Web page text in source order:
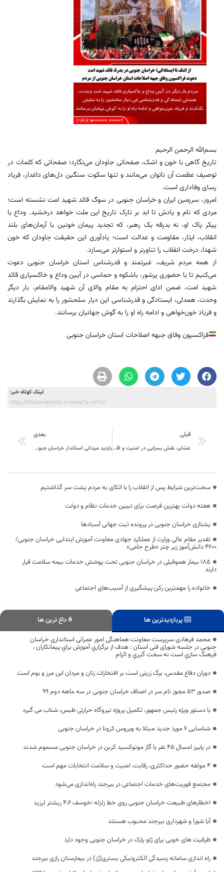
بسم‌الله الرحمن الرحیم
تاریخ گاهی با خون و اشک، صفحاتی جاودان می‌نگارد؛ صفحاتی که کلمات در
توصیف عظمت آن ناتوان می‌مانند و تنها سکوت سنگین دل‌های داغدار، فریاد
رسای وفاداری است.
امروز، سرزمین ایران و خراسان جنوبی در سوگ قائد شهید امت نشسته است؛
مردی که نام و یادش تا ابد بر تارک تاریخ این ملت خواهد درخشید. وداع با
پیکر پاک او، نه بدرقه یک رهبر، که تجدید پیمان خونین با آرمان‌های بلند
انقلاب، ایثار، مقاومت و عدالت است؛ یادآوری این حقیقت جاودان که خون
شهدا، درخت انقلاب را تناورتر و استوارتر می‌سازد.
از همه مردم شریف، غیرتمند و قدرشناس استان خراسان جنوبی دعوت
می‌کنیم تا با حضوری پرشور، باشکوه و حماسی در آیین وداع و خاکسپاری قائد
شهید امت، ضمن ادای احترام به مقام والای آن شهید والامقام، بار دیگر
وحدت، همدلی، ایستادگی و قدرشناسی این دیار سلحشور را به نمایش بگذارند
و فریاد خون‌خواهی و ادامه راه او را به گوش جهانیان برسانند.
فراکسیون وفاق جبهه اصلاحات استان خراسان جنوبی
لینک کوتاه خبر:
https://khabarvahonar.ir/news/?p=112975
قبلی
عشایر، نقش بسزایی در امنیت و اقتصاد کشور دارند
بعدی
بازدید میدانی استاندار خراسان جنوبی از مسیرهای خدمت‌رسانی به زائران امام شهید
سخت‌ترین شرایط پس از انقلاب را با اتکای به مردم پشت سر گذاشتیم
هفته دولت بهترین فرصت برای تبیین خدمات نظام و دولت
یشتازی خراسان جنوبی در پرونده ثبت جهانی آسبادها
تقدیر مقام عالی وزارت از عملکرد جهادی معاونت آموزش ابتدایی خراسان جنوبی/
۴۶۰۰ دانش‌آموز زیر چتر «طرح حامی»
۱۸۵ بیمار هموفیلی در خراسان جنوبی تحت پوشش خدمات بیمه سلامت قرار
دارند
خانواده را مهمترین رکن پیشگیری از آسیب‌های اجتماعی
پربازدیدترین ها
داغ ترین ها
محمد فرهادی سرپرست معاونت هماهنگی امور عمرانی استانداری خراسان
جنوبی در جلسه شورای فنی استان : هدف از برگزاري آموزش براي پيمانكاران ،
فرهنگ سازي است نه سخت گيري و الزام
دوران دفاع مقدس، برگ زرینی است بر افتخارات زنان و مردان این مرز و بوم است
صدور 53 مجوز نام سر در اصناف خراسان جنوبی در سه ماهه دوم 99
با دستور ویژه رئیس جمهور، تکمیل پروژه نیروگاه حرارتی طبس، شتاب می گیرد
شناسایی ۶ مورد جدید مبتلا به ویروس کرونا در خراسان جنوبی
در پاییز امسال ۴۵ نفر با گاز مونوکسید کربن در خراسان جنوبی مسموم شدند
4 مولفه حضور حداکثری، رقابت، امنیت و سلامت انتخابات مهم است
مجتمع فوریت‌های خدمات اجتماعی در بیرجند راه‌اندازی می‌شود
اخطارهای طبیعت خراسان جنوبی روی خط زلزله ؛خوسف ۴،۶ ریشتر لرزید
آیا شورا و شهرداری بیرجند محبوب هستند
ظرفیت های خوبی برای ژئو پارک در خراسان جنوبی وجود دارد
راه اندازی سامانه رسیدگی الکترونیکی بستری(رٌز) در بیمارستان رازی بیرجند